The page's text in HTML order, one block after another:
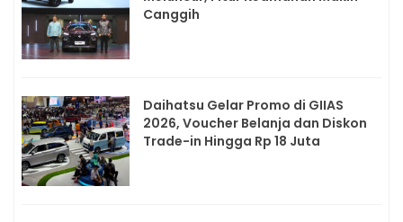
Canggih
Daihatsu Gelar Promo di GIIAS
2026, Voucher Belanja dan Diskon
Trade-in Hingga Rp 18 Juta